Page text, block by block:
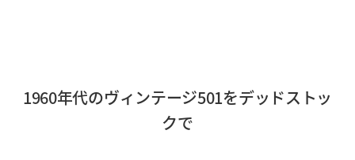
1960年代のヴィンテージ501をデッドストッ
クで